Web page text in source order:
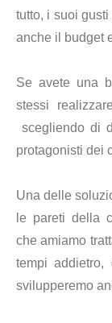
tutto, i suoi
anche il budget
Se avete una
stessi
scegliendo di
protagonisti dei
Una delle
le pareti della
che amiamo
tempi
svilupperemo